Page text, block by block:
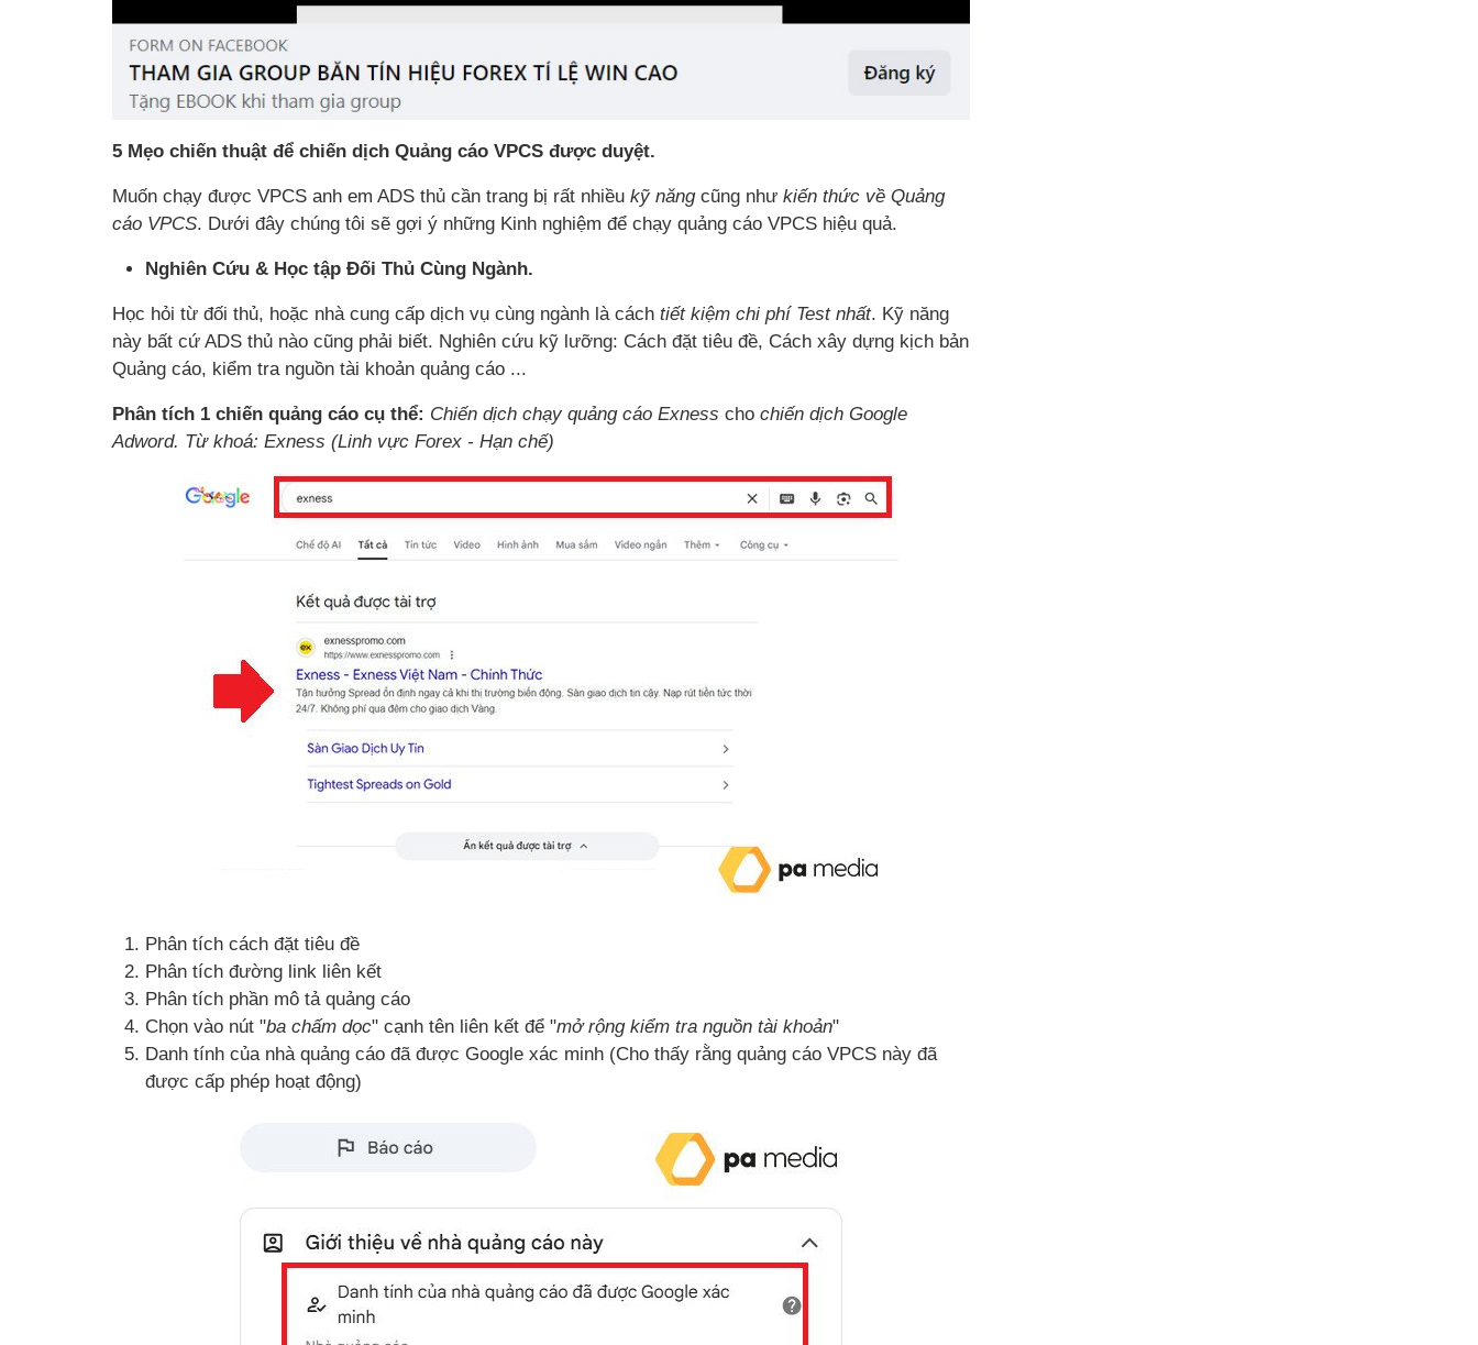
5 Mẹo chiến thuật để chiến dịch Quảng cáo VPCS được duyệt.
Muốn chạy được VPCS anh em ADS thủ cần trang bị rất nhiều kỹ năngcũng như kiến thức về Quảng
cáo VPCS. Dưới đây chúng tôi sẽ gợi ý những Kinh nghiệm để chạy quảng cáo VPCS hiệu quả.
Nghiên Cứu & Học tập Đối Thủ Cùng Ngành.
Học hỏi từ đối thủ, hoặc nhà cung cấp dịch vụ cùng ngành là cách tiết kiệm chi phí Test nhất. Kỹ năng
này bất cứ ADS thủ nào cũng phải biết. Nghiên cứu kỹ lưỡng: Cách đặt tiêu đề, Cách xây dựng kịch bản
Quảng cáo, kiểm tra nguồn tài khoản quảng cáo ...
Phân tích 1 chiến quảng cáo cụ thể: Chiến dịch chạy quảng cáo Exness cho chiến dịch Google
Adword. Từ khoá: Exness (Linh vực Forex - Hạn chế)
Phân tích cách đặt tiêu đề
Phân tích đường link liên kết
Phân tích phần mô tả quảng cáo
Chọn vào nút "ba chấm dọc" cạnh tên liên kết để "mở rộng kiểm tra nguồn tài khoản"
Danh tính của nhà quảng cáo đã được Google xác minh (Cho thấy rằng quảng cáo VPCS này đã
được cấp phép hoạt động)